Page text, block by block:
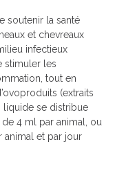
soutenir la santé
et chevreaux
infectieux
stimuler les
tout en
(extraits
liquide se distribue
de 4 ml par animal, ou
animal et par jour